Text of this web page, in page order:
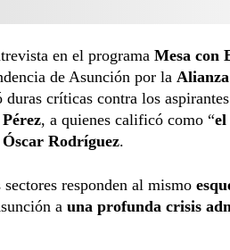
en el programa Mesa con
de Asunción por la
duras críticas contra los
, a quienes calificó como “el
Óscar Rodríguez.
responden al mismo
a una profunda crisis